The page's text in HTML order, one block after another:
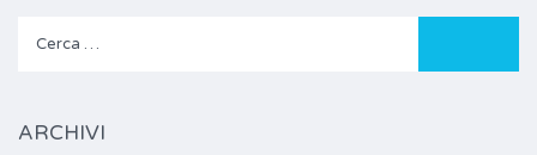
ARCHIVI